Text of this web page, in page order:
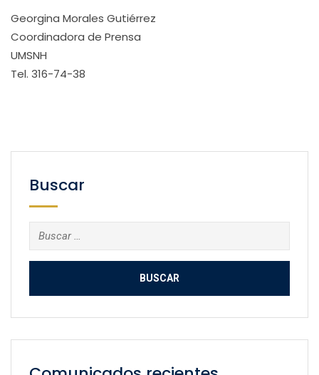
Georgina Morales Gutiérrez
Coordinadora de Prensa
UMSNH
Tel. 316-74-38
Buscar
Buscar: